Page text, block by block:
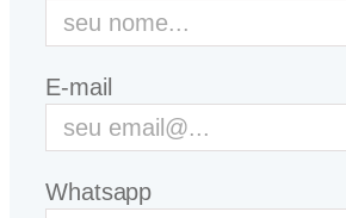
E-mail
Whatsapp